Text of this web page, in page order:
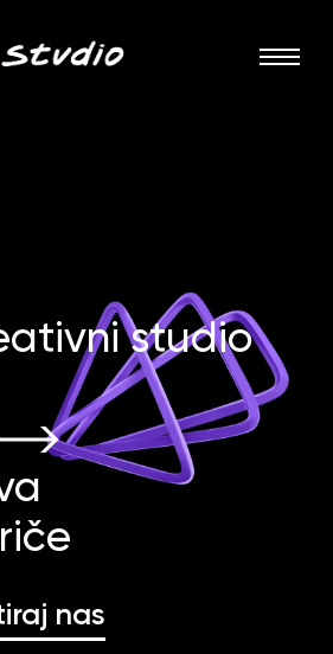
studio
nas